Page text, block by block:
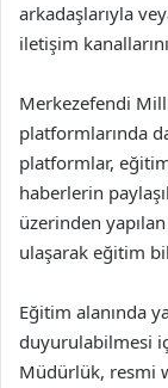
arkadaşlarıyla
iletişim
Merkezefendi
platformlarında
platformlar,
haberlerin
üzerinden
ulaşarak eğitim
Eğitim alanında
duyurulabilmesi
Müdürlük, resmi